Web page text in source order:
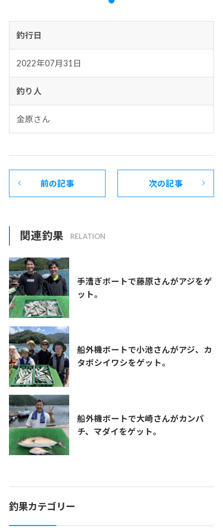
釣行日
2022年07月31日
釣り人
金原さん
前の記事 次の記事
関連釣果
手漕ぎボートで藤原さんがアジをゲ
ット。
船外機ボートで小池さんがアジ、カ
タボシイワシをゲット。
船外機ボートで大崎さんがカンパ
チ、マダイをゲット。
釣果カテゴリー